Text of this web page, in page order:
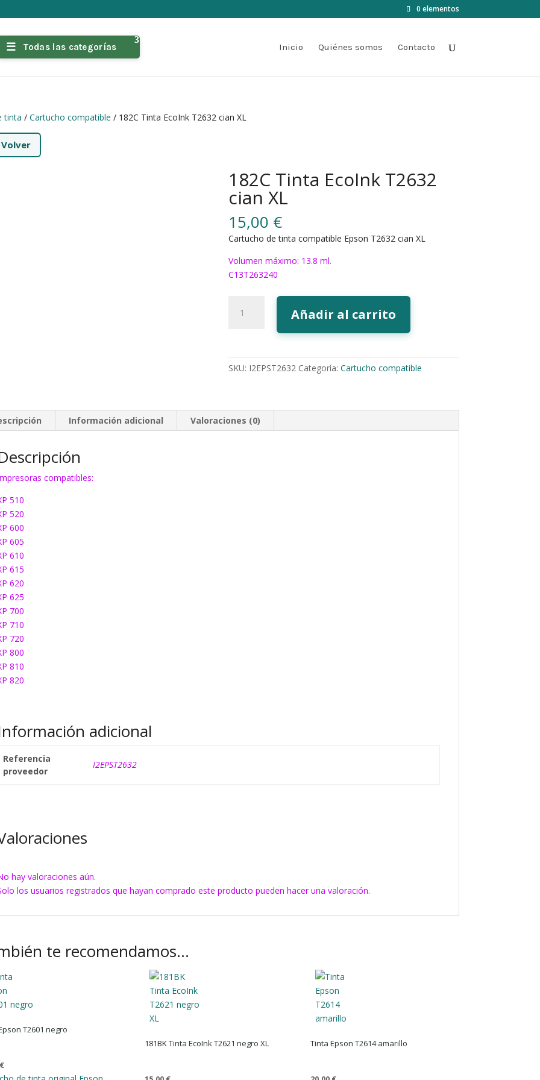
0 elementos
Todas las categorías Inicio Quiénes somos Contacto
tinta /Cartucho compatible / 182C Tinta EcoInk T2632 cian XL
Volver
182C Tinta EcoInk T2632
cian XL
15,00 €
Cartucho de tinta compatible Epson T2632 cian XL
Volumen máximo: 13.8 ml.
C13T263240
Tinta
cian
XL
Añadir al carrito
SKU: I2EPST2632 Categoría: Cartucho compatible
Información adicional Valoraciones (0)
compatibles:
510
520
600
605
610
615
620
625
700
710
720
800
810
820
adicional
Referencia
proveedor
I2EPST2632
hay valoraciones aún.
los usuarios registrados que hayan comprado este producto pueden hacer una valoración.
te recomendamos…
T2601 negro
€
181BK Tinta EcoInk T2621 negro XL Tinta Epson T2614 amarillo